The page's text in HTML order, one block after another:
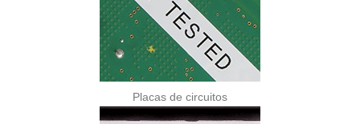
Placas de circuitos